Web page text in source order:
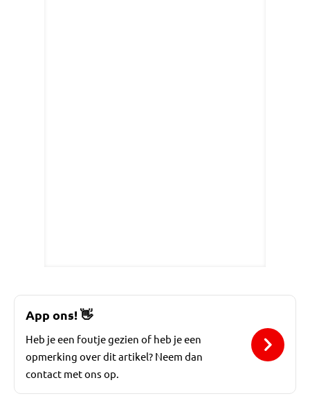
App ons!👋
Heb je een foutje gezien of heb je een
opmerking over dit artikel? Neem dan
contact met ons op.